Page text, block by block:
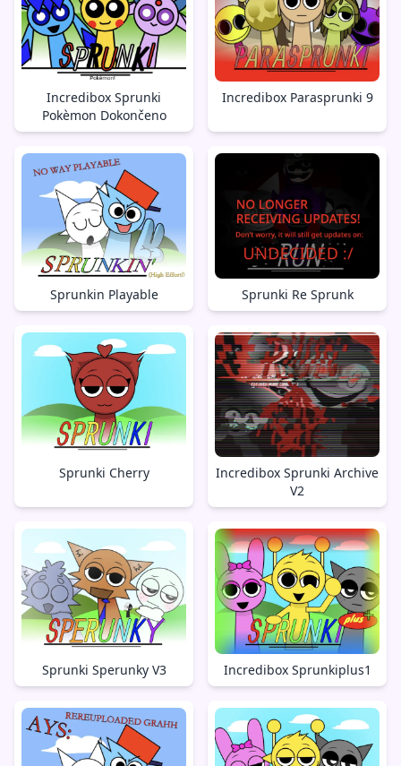
Incredibox Sprunki
Pokèmon Dokončeno
Incredibox Parasprunki 9
Sprunkin Playable Sprunki Re Sprunk
Sprunki Cherry
Incredibox Sprunki Archive
V2
Sprunki Sperunky V3 Incredibox Sprunkiplus1